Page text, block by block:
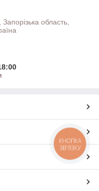
область,
КНОПКА
ЗВ'ЯЗКУ